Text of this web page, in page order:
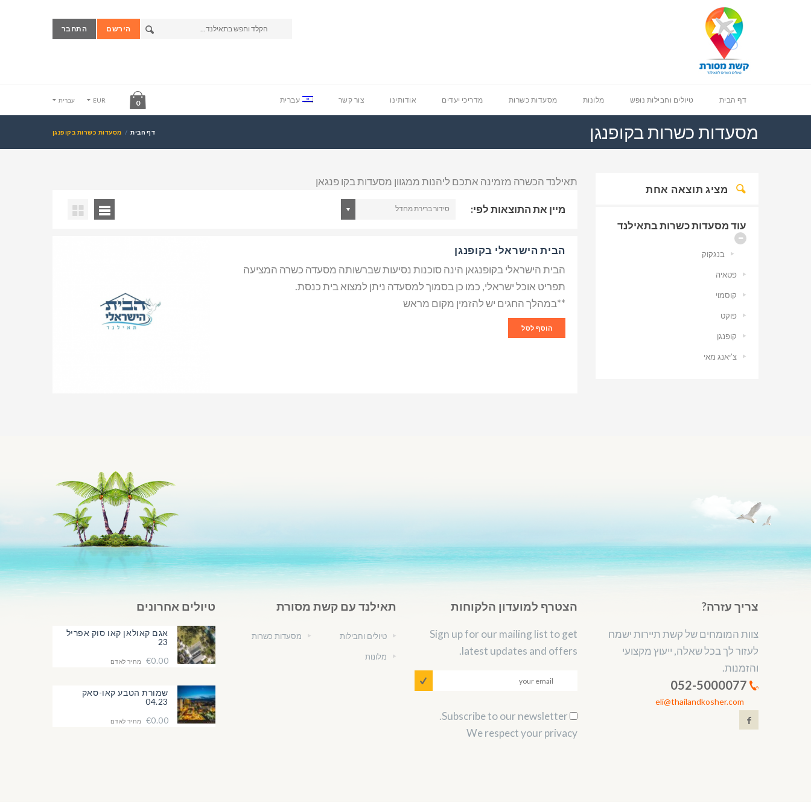
הירשם התחבר
דף הבית טיולים וחבילות נופש מלונות מסעדות כשרות מדריכי יעדים אודותינו צור קשר עברית 0
EUR עברית
מסעדות כשרות בקופנגן דף הבית מסעדות כשרות בקופנגן
תאילנד הכשרה מזמינה אתכם ליהנות ממגוון מסעדות בקו פנגאן
מיין את התוצאות לפי: סידור ברירת מחדל
הבית הישראלי בקופנגן
הבית הישראלי בקופנגאן הינה סוכנות נסיעות שברשותה מסעדה כשרה המציעה
תפריט אוכל ישראלי, כמו כן בסמוך למסעדה ניתן למצוא בית כנסת.
**במהלך החגים יש להזמין מקום מראש
הוסף לסל
מציג תוצאה אחת
עוד מסעדות כשרות בתאילנד
בנגקוק
פטאיה
קוסמוי
פוקט
קופנגן
צ’יאנג מאי
צריך עזרה?
צוות המומחים של קשת תיירות ישמח
לעזור לך בכל שאלה, ייעוץ מקצועי
והזמנות.
eli@thailandkosher.com
הצטרף למועדון הלקוחות
Sign up for our mailing list to get
latest updates and offers.
We respect your privacy
תאילנד עם קשת מסורת
טיולים וחבילות
מלונות
מסעדות כשרות
טיולים אחרונים
אגם קאולאן קאו סוק אפריל
23
€0.00
מחיר לאדם
שמורת הטבע קאו-סאק
04.23
€0.00
מחיר לאדם